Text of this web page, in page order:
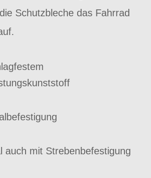
Schutzbleche das Fahrrad
auch mit Strebenbefestigung